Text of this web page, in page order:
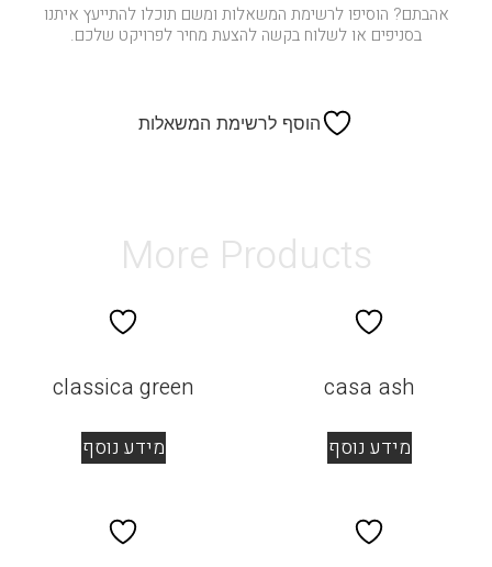
אהבתם? הוסיפו לרשימת המשאלות ומשם תוכלו להתייעץ איתנו
בסניפים או לשלוח בקשה להצעת מחיר לפרויקט שלכם.
הוסף לרשימת המשאלות
More Products
casa ash
מידע נוסף
classica green
מידע נוסף